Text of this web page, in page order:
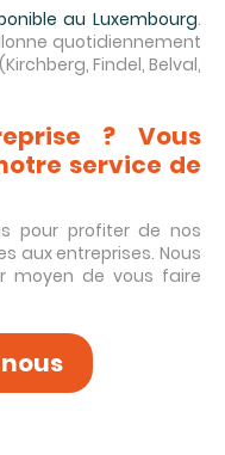
au Luxembourg.
quotidiennement
Findel, Belval,
? Vous
service de
pour profiter de nos
aux entreprises. Nous
moyen de vous faire